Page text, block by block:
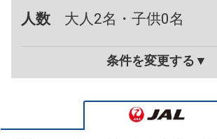
人数
大人2名・子供0名
条件を変更する▼